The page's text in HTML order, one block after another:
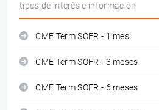
tipos de interés e información
CME Term SOFR - 1 mes
CME Term SOFR - 3 meses
CME Term SOFR - 6 meses